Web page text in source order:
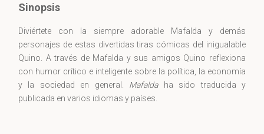
Sinopsis
Diviértete con la siempre adorable Mafalda y demás
personajes de estas divertidas tiras cómicas del inigualable
Quino. A través de Mafalda y sus amigos Quino reflexiona
con humor crítico e inteligente sobre la política, la economía
y la sociedad en general. Mafaldaha sido traducida y
publicada en varios idiomas y países.